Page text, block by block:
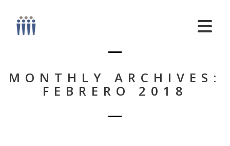
MONTHLY ARCHIVES:
FEBRERO 2018